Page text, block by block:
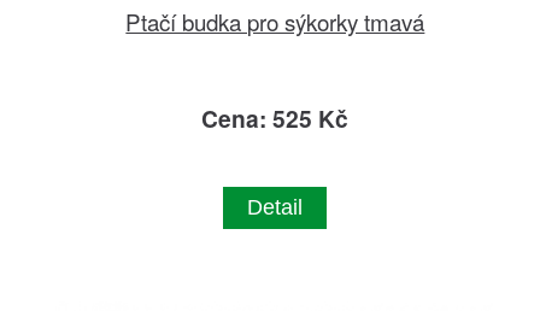
Ptačí budka pro sýkorky tmavá
Cena: 525 Kč
Detail